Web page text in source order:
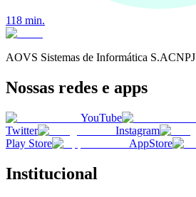
118 min.
AOVS Sistemas de Informática S.ACNPJ
Nossas redes e apps
YouTube
Twitter
Instagram
Play Store
AppStore
Institucional